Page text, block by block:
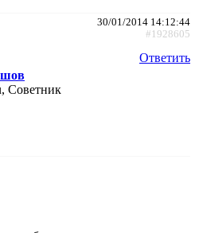
30/01/2014 14:12:44
#1928605
Ответить
Советник